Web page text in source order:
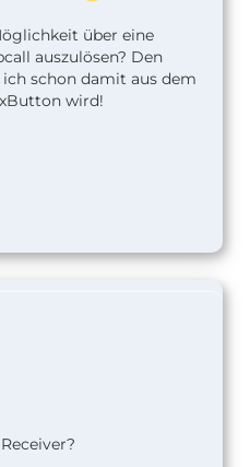
über eine
auszulösen? Den
schon damit aus dem
wird!